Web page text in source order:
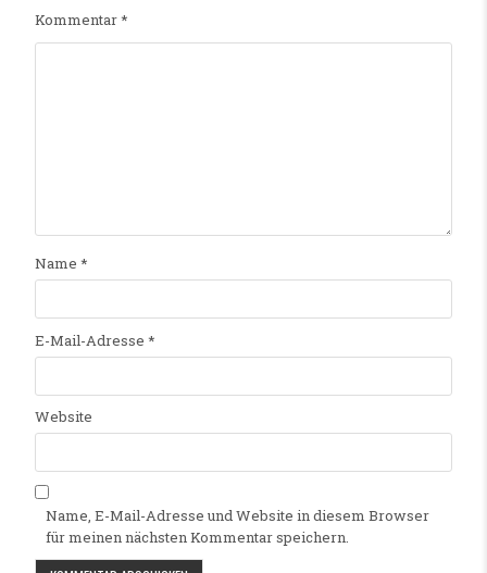
Kommentar*
Name *
E-Mail-Adresse *
Website
Name, E-Mail-Adresse und Website in diesem Browser
für meinen nächsten Kommentar speichern.